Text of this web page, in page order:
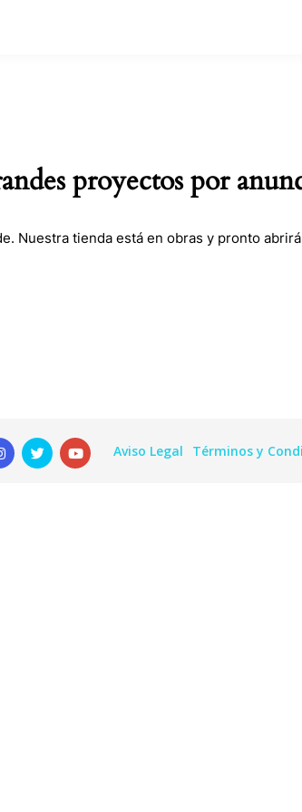
proyectos por
Nuestra tienda está en obras y pronto
Aviso Legal Términos y